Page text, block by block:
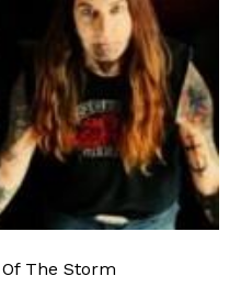
The Storm